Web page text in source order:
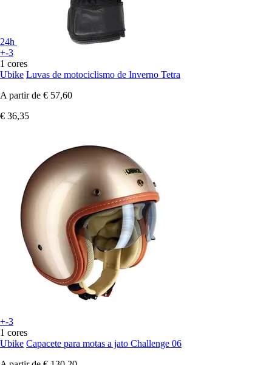
24h
+-3
1 cores
Ubike Luvas de motociclismo de Inverno Tetra
A partir de € 57,60
€ 36,35
+-3
1 cores
Ubike Capacete para motas a jato Challenge 06